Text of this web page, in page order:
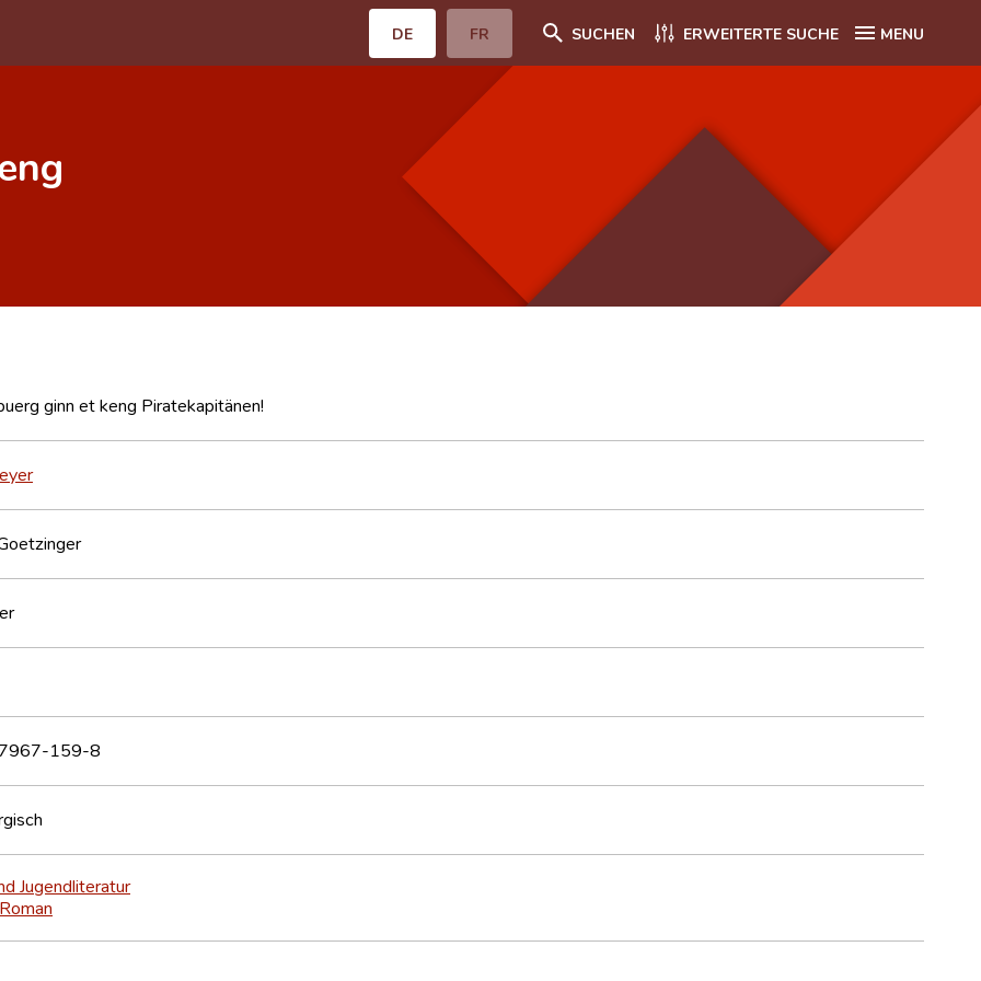
DE FR SUCHEN ERWEITERTE SUCHE MENU
ginn et keng Piratekapitänen!
159-8
Jugendliteratur
Roman